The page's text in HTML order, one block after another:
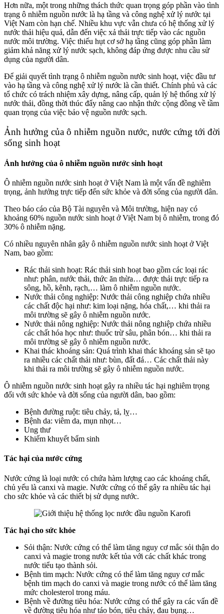
Hơn nữa, một trong những thách thức quan trọng góp phần vào tình
trạng ô nhiễm nguồn nước là hạ tầng và công nghệ xử lý nước tại
Việt Nam còn hạn chế. Nhiều khu vực vẫn chưa có hệ thống xử lý
nước thải hiệu quả, dẫn đến việc xả thải trực tiếp vào các nguồn
nước môi trường. Việc thiếu hụt cơ sở hạ tầng cũng góp phần làm
giảm khả năng xử lý nước sạch, không đáp ứng được nhu cầu sử
dụng của người dân.
Để giải quyết tình trạng ô nhiễm nguồn nước sinh hoạt, việc đầu tư
vào hạ tầng và công nghệ xử lý nước là cần thiết. Chính phủ và các
tổ chức có trách nhiệm xây dựng, nâng cấp, quản lý hệ thống xử lý
nước thải, đồng thời thúc đẩy nâng cao nhận thức cộng đồng về tầm
quan trọng của việc bảo vệ nguồn nước sạch.
Ảnh hưởng của ô nhiễm nguồn nước, nước cứng tới đời
sống sinh hoạt
Ảnh hưởng của ô nhiễm nguồn nước sinh hoạt
Ô nhiễm nguồn nước sinh hoạt ở Việt Nam là một vấn đề nghiêm
trọng, ảnh hưởng trực tiếp đến sức khỏe và đời sống của người dân.
Theo báo cáo của Bộ Tài nguyên và Môi trường, hiện nay có
khoảng 60% nguồn nước sinh hoạt ở Việt Nam bị ô nhiễm, trong đó
30% ô nhiễm nặng.
Có nhiều nguyên nhân gây ô nhiễm nguồn nước sinh hoạt ở Việt
Nam, bao gồm:
Rác thải sinh hoạt: Rác thải sinh hoạt bao gồm các loại rác
như: phân, nước thải, thức ăn thừa… được thải trực tiếp ra
sông, hồ, kênh, rạch,… làm ô nhiễm nguồn nước.
Nước thải công nghiệp: Nước thải công nghiệp chứa nhiều
các chất độc hại như: kim loại nặng, hóa chất,… khi thải ra
môi trường sẽ gây ô nhiễm nguồn nước.
Nước thải nông nghiệp: Nước thải nông nghiệp chứa nhiều
các chất hóa học như: thuốc trừ sâu, phân bón… khi thải ra
môi trường sẽ gây ô nhiễm nguồn nước.
Khai thác khoáng sản: Quá trình khai thác khoáng sản sẽ tạo
ra nhiều các chất thải như: bùn, đất đá… Các chất thải này
khi thải ra môi trường sẽ gây ô nhiễm nguồn nước.
Ô nhiễm nguồn nước sinh hoạt gây ra nhiều tác hại nghiêm trọng
đối với sức khỏe và đời sống của người dân, bao gồm:
Bệnh đường ruột: tiêu chảy, tả, lỵ…
Bệnh da: viêm da, mụn nhọt…
Ung thư
Khiếm khuyết bẩm sinh
Tác hại của nước cứng
Nước cứng là loại nước có chứa hàm lượng cao các khoáng chất,
chủ yếu là canxi và magie. Nước cứng có thể gây ra nhiều tác hại
cho sức khỏe và các thiết bị sử dụng nước.
Tác hại cho sức khỏe
Sỏi thận: Nước cứng có thể làm tăng nguy cơ mắc sỏi thận do
canxi và magie trong nước kết tủa với các chất khác trong
nước tiểu tạo thành sỏi.
Bệnh tim mạch: Nước cứng có thể làm tăng nguy cơ mắc
bệnh tim mạch do canxi và magie trong nước có thể làm tăng
mức cholesterol trong máu.
Bệnh về đường tiêu hóa: Nước cứng có thể gây ra các vấn đề
về đường tiêu hóa như táo bón, tiêu chảy, đau bụng…